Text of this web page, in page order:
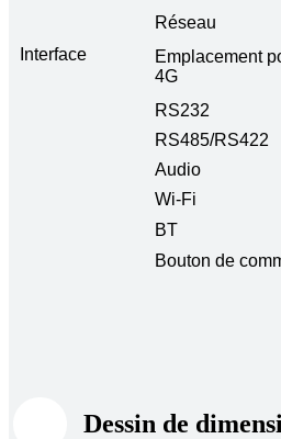
Interface
Réseau
Emplacement
4G
RS232
RS485/RS422
Audio
Wi-Fi
BT
Bouton de
Dessin de